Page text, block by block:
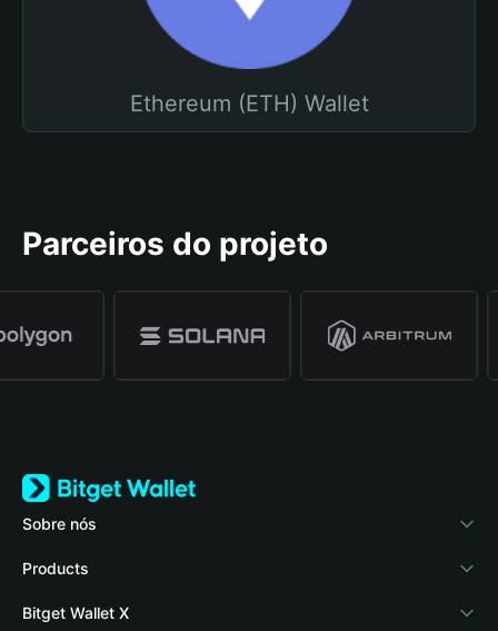
Ethereum (ETH) Wallet
Parceiros do projeto
Sobre nós
Bitget Wallet
Blog
Products
Crypto Card
Bitget Wallet X